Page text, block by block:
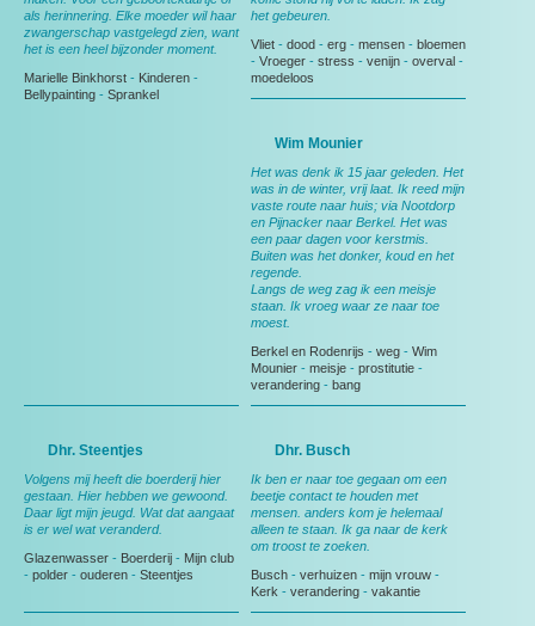
als herinnering. Elke moeder wil haar
zwangerschap vastgelegd zien, want
het is een heel bijzonder moment.
Marielle Binkhorst - Kinderen -
Bellypainting - Sprankel
het gebeuren.
Vliet - dood - erg - mensen - bloemen
- Vroeger - stress - venijn - overval -
moedeloos
Wim Mounier
Het was denk ik 15 jaar geleden. Het
was in de winter, vrij laat. Ik reed mijn
vaste route naar huis; via Nootdorp
en Pijnacker naar Berkel. Het was
een paar dagen voor kerstmis.
Buiten was het donker, koud en het
regende.
Langs de weg zag ik een meisje
staan. Ik vroeg waar ze naar toe
moest.
Berkel en Rodenrijs - weg - Wim
Mounier - meisje - prostitutie -
verandering - bang
Dhr. Steentjes
Volgens mij heeft die boerderij hier
gestaan. Hier hebben we gewoond.
Daar ligt mijn jeugd. Wat dat aangaat
is er wel wat veranderd.
Glazenwasser - Boerderij - Mijn club
- polder - ouderen - Steentjes
Dhr. Busch
Ik ben er naar toe gegaan om een
beetje contact te houden met
mensen. anders kom je helemaal
alleen te staan. Ik ga naar de kerk
om troost te zoeken.
Busch - verhuizen - mijn vrouw -
Kerk - verandering - vakantie